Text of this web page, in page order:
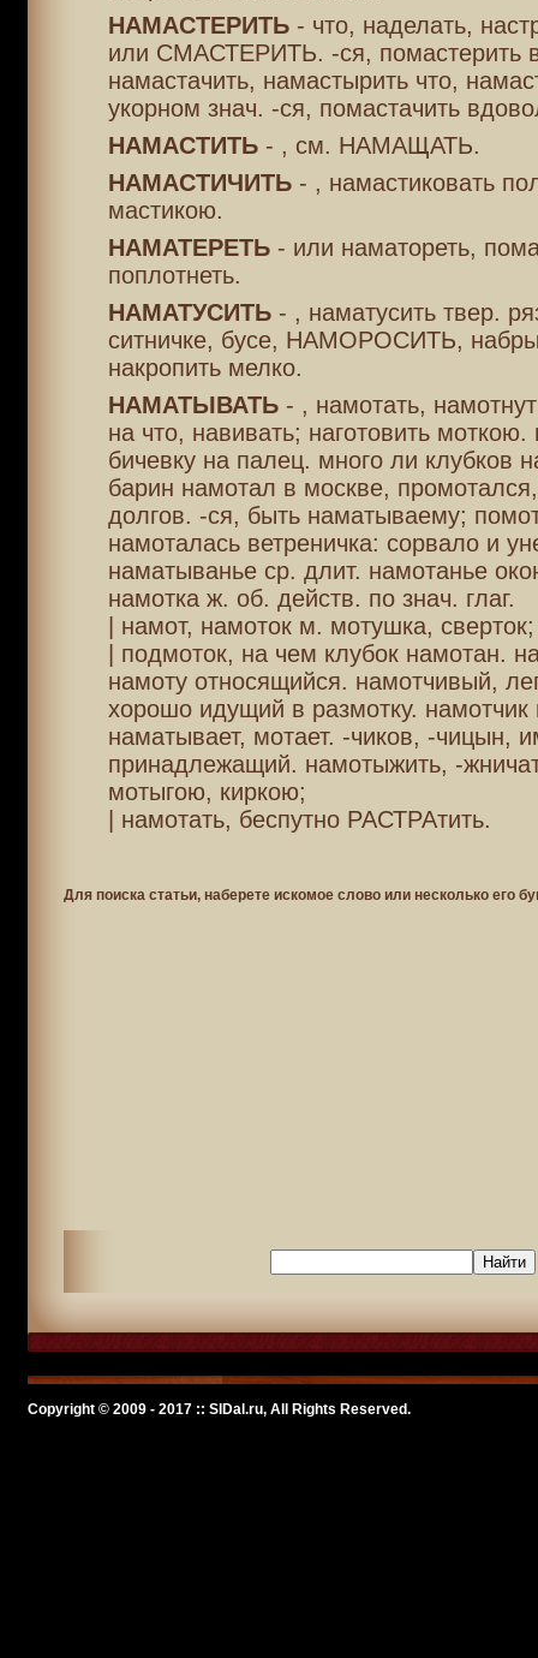
НАМАСТЕРИТЬ- что, наделать,
или СМАСТЕРИТЬ. -ся, помастерить
намастачить, намастырить что,
укорном знач. -ся, помастачить
НАМАСТИТЬ- , см. НАМАЩАТЬ.
НАМАСТИЧИТЬ- , намастиковать
мастикою.
НАМАТЕРЕТЬ- или наматореть,
поплотнеть.
НАМАТУСИТЬ- , наматусить твер.
ситничке, бусе, НАМОРОСИТЬ,
накропить мелко.
НАМАТЫВАТЬ- , намотать,
на что, навивать; наготовить моткою.
бичевку на палец. много ли клубков
барин намотал в москве,
долгов. -ся, быть наматываему;
намоталась ветреничка: сорвало и
наматыванье ср. длит. намотанье
намотка ж. об. действ. по знач. глаг.
| намот, намоток м. мотушка, сверток;
| подмоток, на чем клубок намотан.
намоту относящийся. намотчивый,
хорошо идущий в размотку. намотчик
наматывает, мотает. -чиков, -чицын,
принадлежащий. намотыжить, -
мотыгою, киркою;
| намотать, беспутно РАСТРАтить.
Для поиска статьи, наберете искомое слово или несколько его
Copyright © 2009 - 2017 :: SlDal.ru, All Rights Reserved.